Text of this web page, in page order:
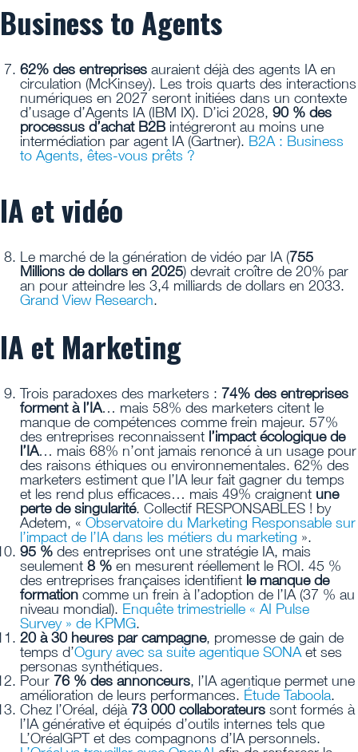
Business to Agents
62% des entreprises auraient déjà des agents IA en
circulation (McKinsey). Les trois quarts des interactions
numériques en 2027 seront initiées dans un contexte
d’usage d’Agents IA (IBM IX). D’ici 2028, 90 % des
processus d’achat B2B intégreront au moins une
intermédiation par agent IA (Gartner). B2A : Business
to Agents, êtes-vous prêts ?
IA et vidéo
Le marché de la génération de vidéo par IA (755
Millions de dollars en 2025) devrait croître de 20% par
an pour atteindre les 3,4 milliards de dollars en 2033.
Grand View Research.
IA et Marketing
Trois paradoxes des marketers : 74% des entreprises
forment à l’IA… mais 58% des marketers citent le
manque de compétences comme frein majeur. 57%
des entreprises reconnaissent l’impact écologique de
l’IA… mais 68% n’ont jamais renoncé à un usage pour
des raisons éthiques ou environnementales. 62% des
marketers estiment que l’IA leur fait gagner du temps
et les rend plus efficaces… mais 49% craignent une
perte de singularité. Collectif RESPONSABLES ! by
Adetem, « Observatoire du Marketing Responsable sur
l’impact de l’IA dans les métiers du marketing ».
95 % des entreprises ont une stratégie IA, mais
seulement 8 % en mesurent réellement le ROI. 45 %
des entreprises françaises identifient le manque de
formation comme un frein à l’adoption de l’IA (37 % au
niveau mondial). Enquête trimestrielle « AI Pulse
Survey » de KPMG.
20 à 30 heures par campagne, promesse de gain de
temps d’Ogury avec sa suite agentique SONA et ses
personas synthétiques.
Pour 76 % des annonceurs, l’IA agentique permet une
amélioration de leurs performances. Étude Taboola.
Chez l’Oréal, déjà 73 000 collaborateurs sont formés à
l’IA générative et équipés d’outils internes tels que
L’OréalGPT et des compagnons d’IA personnels.